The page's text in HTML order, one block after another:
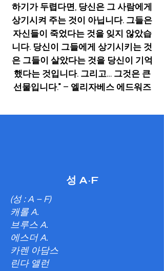
하기가 두렵다면, 당신은 그 사람에게
상기시켜 주는 것이 아닙니다. 그들은
자신들이 죽었다는 것을 잊지 않았습
니다. 당신이 그들에게 상기시키는 것
은 그들이 살았다는 것을 당신이 기억
했다는 것입니다. 그리고… 그것은 큰
선물입니다.” – 엘리자베스 에드워즈
성 A~F
(성 : A – F)
캐롤 A.
브루스 A.
에스더 A.
카렌 아담스
린다 앨런